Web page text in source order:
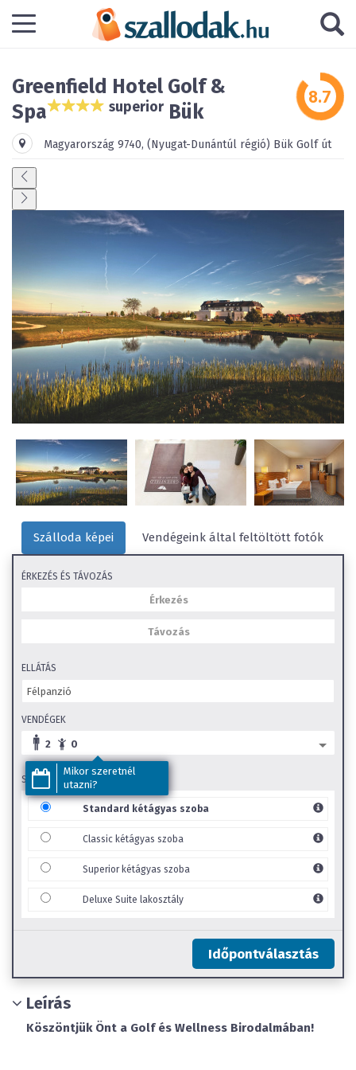
Greenfield Hotel Golf &
Spa
superior Bük
Magyarország 9740, (Nyugat-Dunántúl régió) Bük Golf út
Szálloda képei Vendégeink által feltöltött fotók
ÉRKEZÉS ÉS TÁVOZÁS
Mikor szeretnél
utazni?
ELLÁTÁS
VENDÉGEK
2 0
SZOBA TÍPUS
Standard kétágyas szoba
Classic kétágyas szoba
Superior kétágyas szoba
Deluxe Suite lakosztály
Időpontválasztás
Leírás
Köszöntjük Önt a Golf és Wellness Birodalmában!